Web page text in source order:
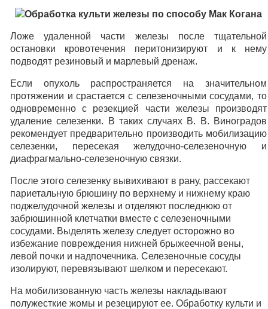
Ложе удаленной части железы после тщательной
остановки кровотечения перитонизируют и к нему
подводят резиновый и марлевый дренаж.
Если опухоль распространяется на значительном
протяжении и срастается с селезеночными сосудами, то
одновременно с резекцией части железы производят
удаление селезенки. В таких случаях В. В. Виноградов
рекомендует предварительно производить мобилизацию
селезенки, пересекая желудочно-селезеночную и
диафрагмально-селезеночную связки.
После этого селезенку вывихивают в рану, рассекают
париетальную брюшину по верхнему и нижнему краю
поджелудочной железы и отделяют последнюю от
забрюшинной клетчатки вместе с селезеночными
сосудами. Выделять железу следует осторожно во
избежание повреждения нижней брыжеечной вены,
левой почки и надпочечника. Селезеночные сосуды
изолируют, перевязывают шелком и пересекают.
На мобилизованную часть железы накладывают
полужесткие жомы и резецируют ее. Обработку культи и